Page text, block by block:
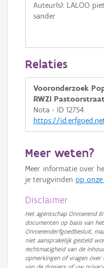
OSM-Basiskaart
Auteur(s): LALOO
sander
Relaties
Vooronderzoek
RWZI
Nota - ID 12754
https://
Meer weten?
Meer informatie over
je terugvinden op
Disclaimer
Het agentschap Onroerend
documenten op basis van
Onroerenderfgoedbesluit,
niet aansprakelijk gesteld
rechtmatigheid van de
opmerkingen of vragen